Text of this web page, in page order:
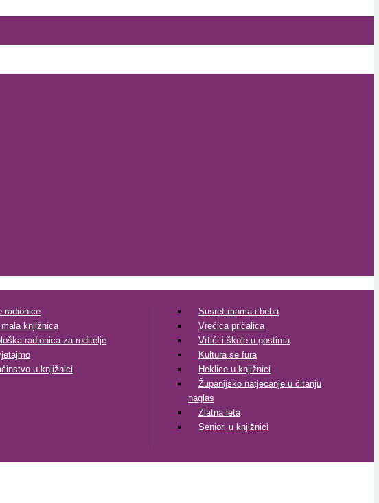
radionice
mala knjižnica
radionica za roditelje
u knjižnici
Susret mama i beba
Vrećica pričalica
Vrtići i škole u gostima
Kultura se fura
Heklice u knjižnici
Županijsko natjecanje u čitanju
naglas
Zlatna leta
Seniori u knjižnici